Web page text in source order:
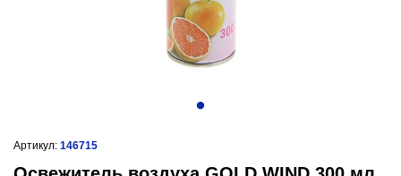
Артикул: 146715